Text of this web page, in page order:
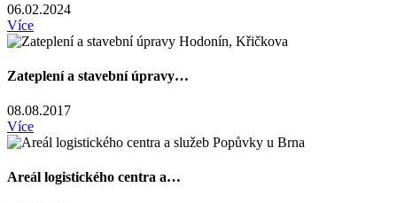
06.02.2024
Více
Zateplení a stavební úpravy…
08.08.2017
Více
Areál logistického centra a…